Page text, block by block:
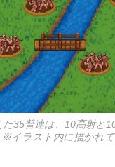
35普連は、10高射と
ラスト内に描かれ